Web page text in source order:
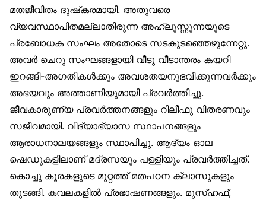
മതജീവിതം ദുഷ്‌കരമായി. അതുവരെ
വ്യവസ്ഥാപിതമല്ലാതിരുന്ന അഹ്‌ലുസ്സുന്നയുടെ
പ്രബോധക സംഘം അതോടെ സടകുടഞ്ഞെഴുന്നേറ്റു.
അവർ ചെറു സംഘങ്ങളായി വീടു വീടാന്തരം കയറി
ഇറങ്ങി-അഗതികൾക്കും അവശതയനുഭവിക്കുന്നവർക്കും
അഭയവും അത്താണിയുമായി പ്രവർത്തിച്ചു.
ജീവകാരുണ്യ പ്രവർത്തനങ്ങളും റിലീഫു വിതരണവും
സജീവമായി. വിദ്യാഭ്യാസ സ്ഥാപനങ്ങളും
ആരാധനാലയങ്ങളും സ്ഥാപിച്ചു. ആദ്യം ഓല
ഷെഡുകളിലാണ് മദ്രസയും പള്ളിയും പ്രവർത്തിച്ചത്.
കൊച്ചു കൂരകളുടെ മുറ്റത്ത് മതപഠന ക്ലാസുകളും
തുടങ്ങി. കവലകളിൽ പ്രഭാഷണങ്ങളും. മുസ്ഹഫ്,